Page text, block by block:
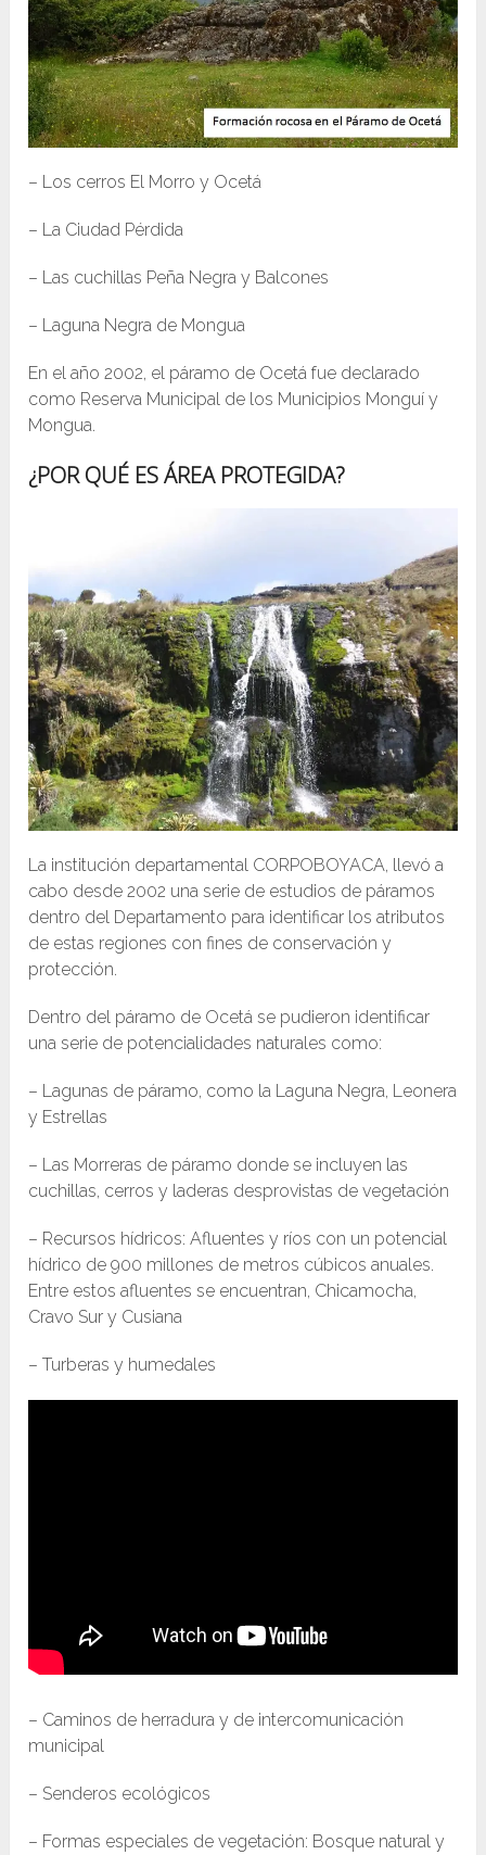
– Los cerros El Morro y Ocetá
– La Ciudad Pérdida
– Las cuchillas Peña Negra y Balcones
– Laguna Negra de Mongua
En el año 2002, el páramo de Ocetá fue declarado
como Reserva Municipal de los Municipios Monguí y
Mongua.
¿POR QUÉ ES ÁREA PROTEGIDA?
La institución departamental CORPOBOYACA, llevó a
cabo desde 2002 una serie de estudios de páramos
dentro del Departamento para identificar los atributos
de estas regiones con fines de conservación y
protección.
Dentro del páramo de Ocetá se pudieron identificar
una serie de potencialidades naturales como:
– Lagunas de páramo, como la Laguna Negra, Leonera
y Estrellas
– Las Morreras de páramo donde se incluyen las
cuchillas, cerros y laderas desprovistas de vegetación
– Recursos hídricos: Afluentes y ríos con un potencial
hídrico de 900 millones de metros cúbicos anuales.
Entre estos afluentes se encuentran, Chicamocha,
Cravo Sur y Cusiana
– Turberas y humedales
– Caminos de herradura y de intercomunicación
municipal
– Senderos ecológicos
– Formas especiales de vegetación: Bosque natural y